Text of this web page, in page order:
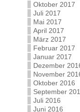
Oktober 2017
Juli 2017
Mai 2017
April 2017
März 2017
Februar 2017
Januar 2017
Dezember
November
Oktober 2016
September
Juli 2016
Juni 2016